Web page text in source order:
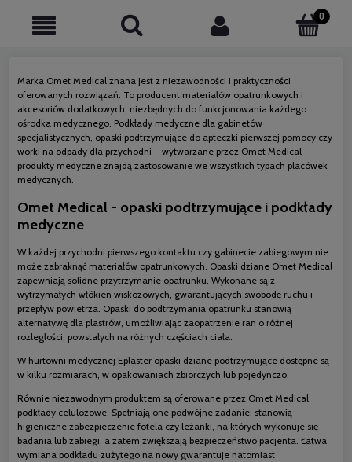
Marka Omet Medical znana jest z niezawodności i praktyczności
oferowanych rozwiązań. To producent materiałów opatrunkowych i
akcesoriów dodatkowych, niezbędnych do funkcjonowania każdego
ośrodka medycznego. Podkłady medyczne dla gabinetów
specjalistycznych, opaski podtrzymujące do apteczki pierwszej pomocy czy
worki na odpady dla przychodni – wytwarzane przez Omet Medical
produkty medyczne znajdą zastosowanie we wszystkich typach placówek
medycznych.
Omet Medical - opaski podtrzymujące i podkłady
medyczne
W każdej przychodni pierwszego kontaktu czy gabinecie zabiegowym nie
może zabraknąć materiałów opatrunkowych. Opaski dziane Omet Medical
zapewniają solidne przytrzymanie opatrunku. Wykonane są z
wytrzymałych włókien wiskozowych, gwarantujących swobodę ruchu i
przepływ powietrza. Opaski do podtrzymania opatrunku stanowią
alternatywę dla plastrów, umożliwiając zaopatrzenie ran o różnej
rozległości, powstałych na różnych częściach ciała.
W hurtowni medycznej Eplaster opaski dziane podtrzymujące dostępne są
w kilku rozmiarach, w opakowaniach zbiorczych lub pojedynczo.
Równie niezawodnym produktem są oferowane przez Omet Medical
podkłady celulozowe. Spełniają one podwójne zadanie: stanowią
higieniczne zabezpieczenie fotela czy leżanki, na których wykonuje się
badania lub zabiegi, a zatem zwiększają bezpieczeństwo pacjenta. Łatwa
wymiana podkładu zużytego na nowy gwarantuje natomiast